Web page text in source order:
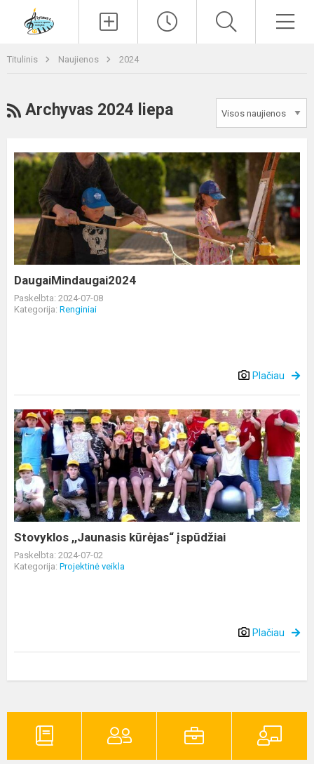
Titulinis Naujienos 2024
RSS
Archyvas 2024 liepa
DaugaiMindaugai2024
DaugaiMindaugai2024
Paskelbta: 2024-07-08
Kategorija: Renginiai
Plačiau
Stovyklos
,,Jaunasis
kūrėjas“
įspūdžiai
Stovyklos ,,Jaunasis kūrėjas“ įspūdžiai
Paskelbta: 2024-07-02
Kategorija: Projektinė veikla
Plačiau